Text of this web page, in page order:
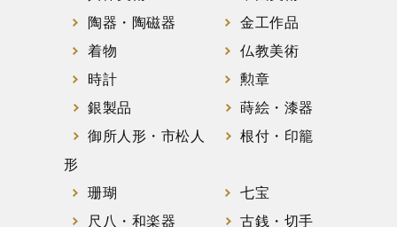
陶器・陶磁器
金工作品
着物
仏教美術
時計
勲章
銀製品
蒔絵・漆器
御所人形・市松人
形
根付・印籠
珊瑚
七宝
尺八・和楽器
古銭・切手